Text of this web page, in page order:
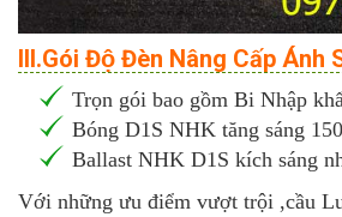
III.Gói Độ Đèn Nâng Cấp Ánh
Trọn gói bao gồm Bi Nhập
Bóng D1S NHK tăng sáng
Ballast NHK D1S kích sáng
Với những ưu điểm vượt trội ,cầu